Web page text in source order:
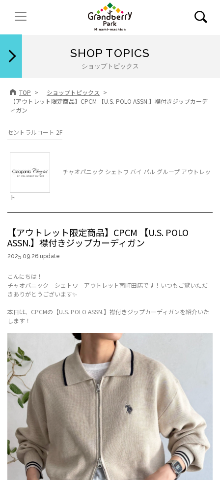
SHOP TOPICS
ショップトピックス
TOP
ショップトピックス
【アウトレット限定商品】CPCM 【U.S. POLO ASSN.】襟付きジップカーデ
ィガン
セントラルコート 2F
チャオパニック シェトワ バイ パル グループ アウトレッ
ト
【アウトレット限定商品】CPCM 【U.S. POLO
ASSN.】襟付きジップカーディガン
2025.09.26 update
こんにちは！
チャオパニック シェトワ アウトレット南町田店です！いつもご覧いただ
きありがとうございます✨
本日は、CPCMの【U.S. POLO ASSN.】襟付きジップカーディガンを紹介いた
します！
閉じる